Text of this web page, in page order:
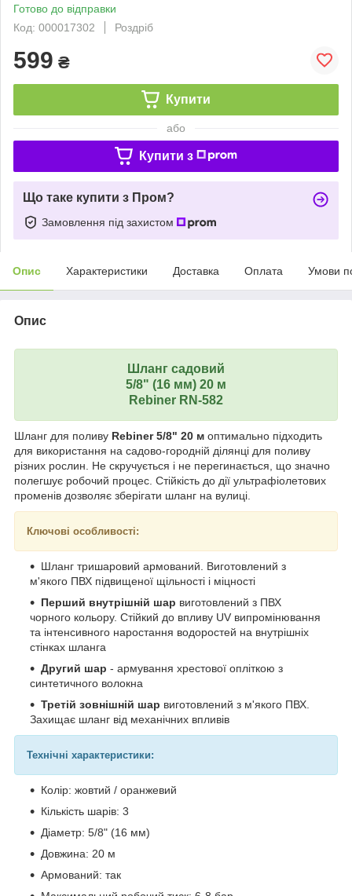
Готово до відправки
Код: 000017302
Роздріб
599 ₴
Купити
або
Купити з
Що таке купити з Пром?
Замовлення під захистом
Опис Характеристики Доставка Оплата Умови
Опис
Шланг садовий
5/8" (16 мм) 20 м
Rebiner RN-582
Шланг для поливу Rebiner 5/8" 20 м оптимально підходить
для використання на садово-городній ділянці для поливу
різних рослин. Не скручується і не перегинається, що значно
полегшує робочий процес. Стійкість до дії ультрафіолетових
променів дозволяє зберігати шланг на вулиці.
Ключові особливості:
Шланг тришаровий армований. Виготовлений з
м'якого ПВХ підвищеної щільності і міцності
Перший внутрішній шар виготовлений з ПВХ
чорного кольору. Стійкий до впливу UV випромінювання
та інтенсивного наростання водоростей на внутрішніх
стінках шланга
Другий шар - армування хрестової опліткою з
синтетичного волокна
Третій зовнішній шар виготовлений з м'якого ПВХ.
Захищає шланг від механічних впливів
Технічні характеристики:
Колір: жовтий / оранжевий
Кількість шарів: 3
Діаметр: 5/8" (16 мм)
Довжина: 20 м
Армований: так